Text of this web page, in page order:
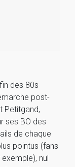
des 80s
post-
Petitgand,
ses BO des
de chaque
pointus (fans
nul